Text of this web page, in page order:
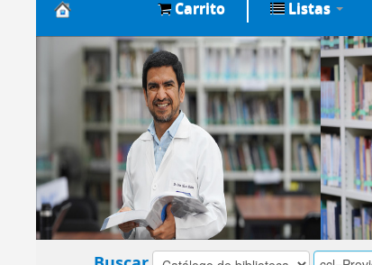
Biblioteca
Central
EsSalud
Carrito Listas